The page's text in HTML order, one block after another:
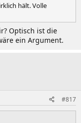
hält. Volle
Optisch ist die
ein Argument.
#817